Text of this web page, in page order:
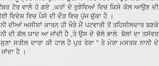
ਟੋਰ ਵਾਲੇ ਹੋ ਗਏ ,ਘਰਾਂ ਦੇ ਰੁਝੇਵਿਆਂ ਵਿਚ ਕਿਸੇ ਕੋਲ ਆਉਣ ਦੀ
ਵਿਚ ਪੈਸੇ ਦੀ ਦੌੜ ਵਿਚ ਪੁੱਜ ਚੁੱਕਾ ਹੈ ।
ਦੀਆਂ ਅਸੀਸਾਂ ਕਾਰਨ ਹੀ ਖੌਰੇ ਮੈਂ ਪਟਵਾਰੀ ਤੋਂ ਤਹਿਸੀਲਦਾਰ ਬਣਕੇ
ਦੀ ਗੱਲ ਯਾਦ ਆ ਜਾਂਦੀ ਹੈ ,ਤੇ ਉਸ ਦੇ ਭੋਲੇ ਭਾਲੇ ਬੋਲਾਂ ਦਾ ਤਸੱਵਰ
ਸਤੀਲ ਦਾਰਾ ਕੀ ਹਾਲ ਹੈ ਪੁਤ ਤੇਰਾ “ ਤੇ ਮੇਰਾ ਮਸਤਕ ਨਾਨੀ ਦੇ
ਹੈ ।